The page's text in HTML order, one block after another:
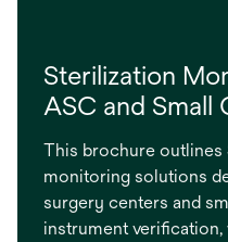
Sterilization
ASC and Small
This brochure
monitoring solutions
surgery centers and
instrument